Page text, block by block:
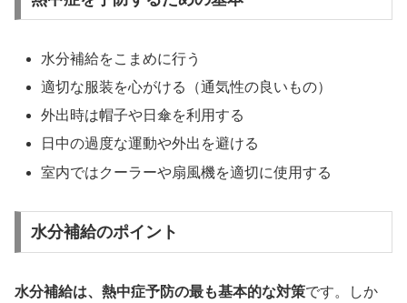
水分補給をこまめに行う
適切な服装を心がける（通気性の良いもの）
外出時は帽子や日傘を利用する
日中の過度な運動や外出を避ける
室内ではクーラーや扇風機を適切に使用する
水分補給のポイント
水分補給は、熱中症予防の最も基本的な対策です。しか